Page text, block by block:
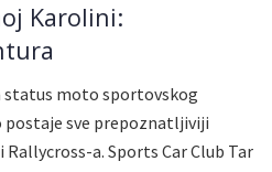
Karolini:
status moto sportovskog
sve prepoznatljiviji
a. Sports Car Club Tar